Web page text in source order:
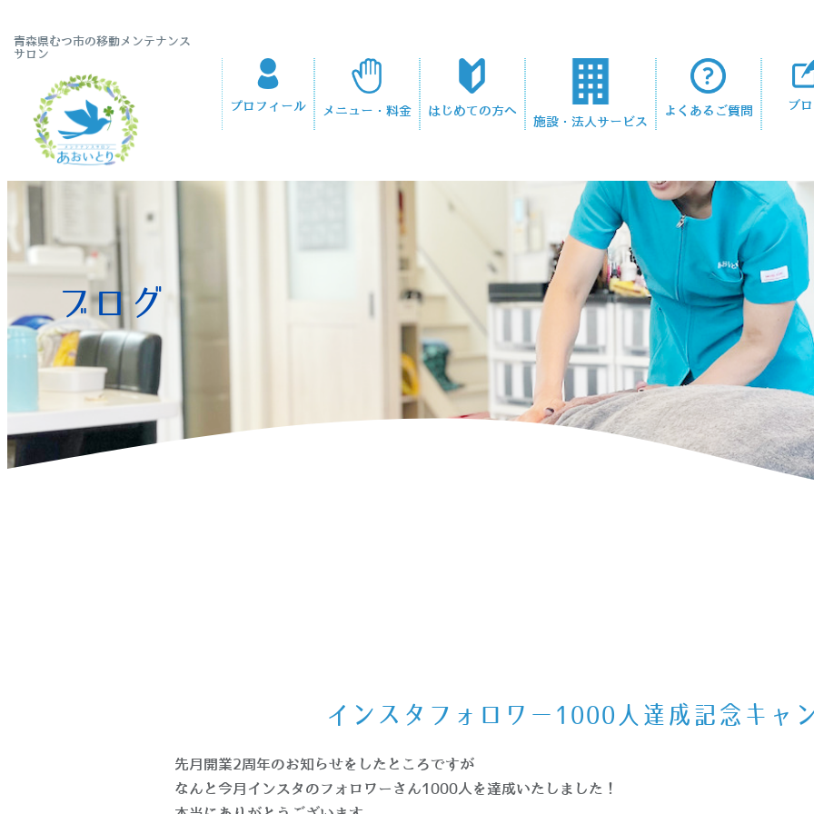
青森県むつ市の移動メンテナンス
サロン
プロフィール メニュー・料金 はじめての方へ
施設・法人サービス
よくあるご質問 ブ
ブログ
インスタフォロワー1000人達成記念キャ
先月開業2周年のお知らせをしたところですが
なんと今月インスタのフォロワーさん1000人を達成いたしました！